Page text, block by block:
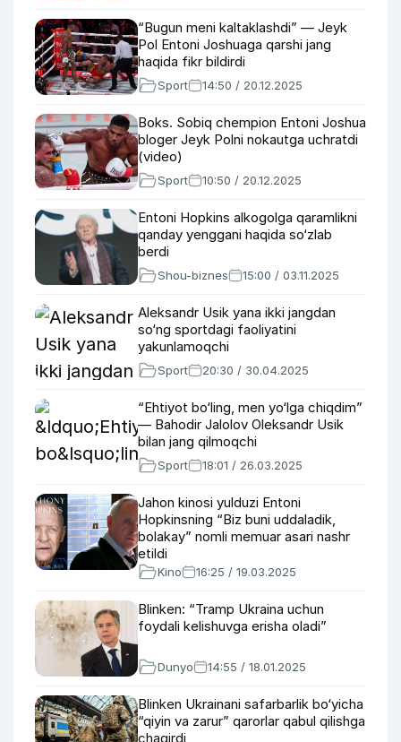
“Bugun meni kaltaklashdi” — Jeyk
Pol Entoni Joshuaga qarshi jang
haqida fikr bildirdi
Sport 14:50 / 20.12.2025
Boks. Sobiq chempion Entoni Joshua
bloger Jeyk Polni nokautga uchratdi
(video)
Sport 10:50 / 20.12.2025
Entoni Hopkins alkogolga qaramlikni
qanday yenggani haqida so‘zlab
berdi
Shou-biznes 15:00 / 03.11.2025
Aleksandr Usik yana ikki jangdan
so‘ng sportdagi faoliyatini
yakunlamoqchi
Sport 20:30 / 30.04.2025
“Ehtiyot bo‘ling, men yo‘lga chiqdim”
— Bahodir Jalolov Oleksandr Usik
bilan jang qilmoqchi
Sport 18:01 / 26.03.2025
Jahon kinosi yulduzi Entoni
Hopkinsning “Biz buni uddaladik,
bolakay” nomli memuar asari nashr
etildi
Kino 16:25 / 19.03.2025
Blinken: “Tramp Ukraina uchun
foydali kelishuvga erisha oladi”
Dunyo 14:55 / 18.01.2025
Blinken Ukrainani safarbarlik bo‘yicha
“qiyin va zarur” qarorlar qabul qilishga
chaqirdi